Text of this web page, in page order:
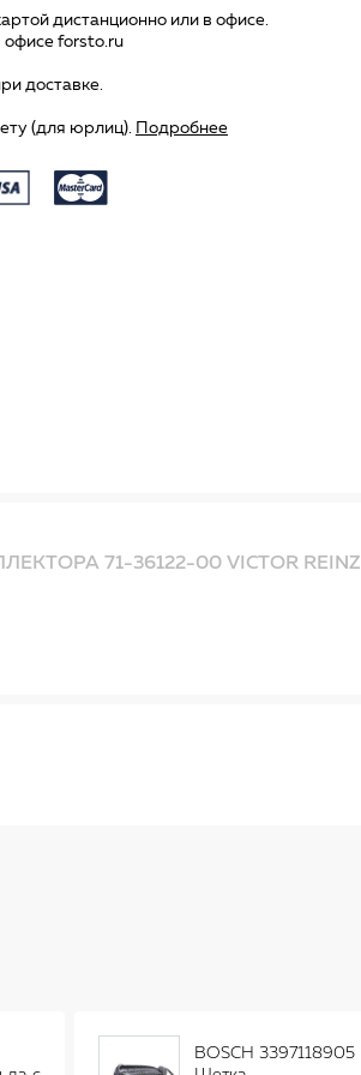
дистанционно или в офисе.
офисе forsto.ru
доставке.
(для юрлиц). Подробнее
71-36122-00 VICTOR REINZ
BOSCH 3397118905